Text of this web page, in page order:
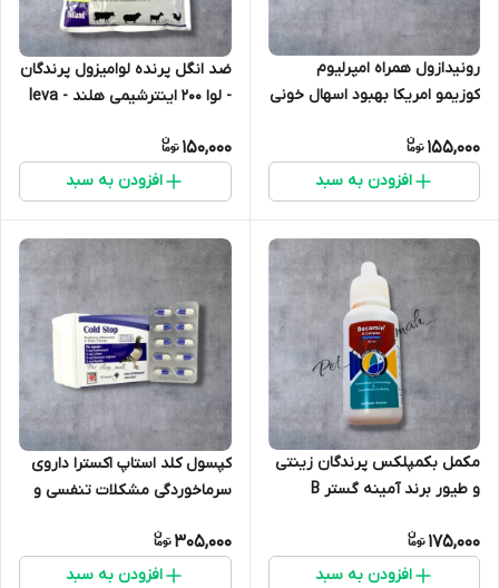
رونیدازول همراه امپرلیوم
کوزیمو امریکا بهبود اسهال خونی
مرغ خروس و...
155,000
افزودن به سبد
ضد انگل پرنده لوامیزول پرندگان
- لوا 200 اینترشیمی هلند - leva
150,000
افزودن به سبد
مکمل بکمپلکس پرندگان زینتی
و طیور برند آمینه گستر B
175,000
افزودن به سبد
کپسول کلد استاپ اکسترا داروی
سرماخوردگی مشکلات تنفسی و
قناری و طوطی سانان
305,000
افزودن به سبد